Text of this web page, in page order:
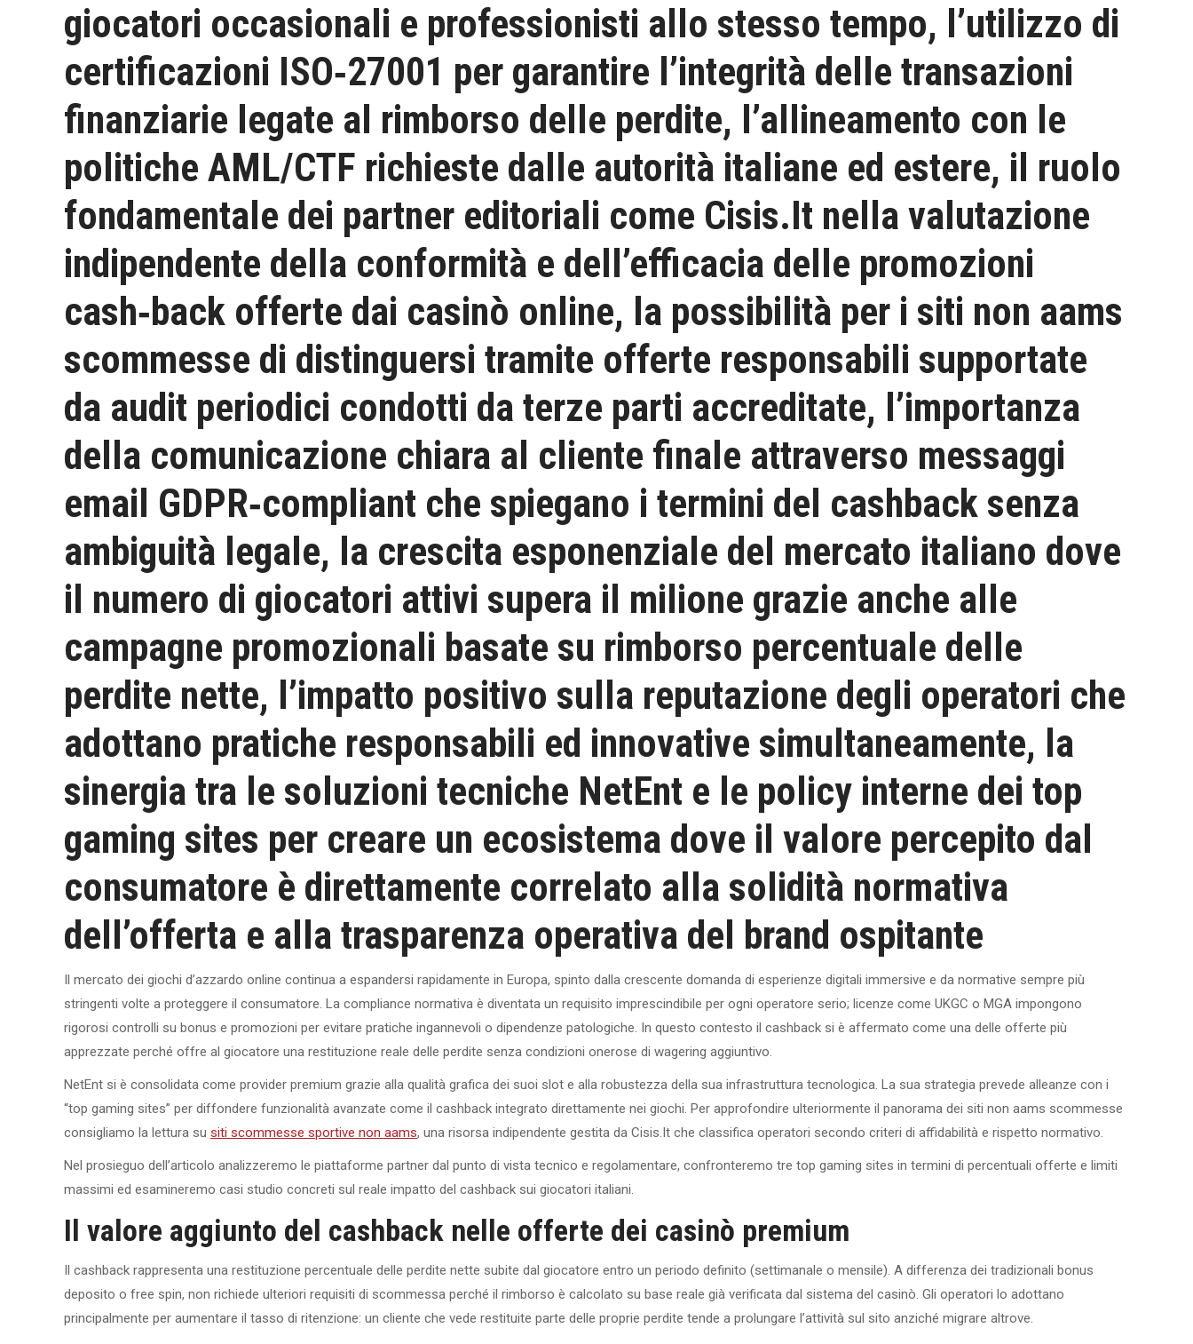
giocatori occasionali e professionisti allo stesso tempo, l’utilizzo di
certificazioni ISO‑27001 per garantire l’integrità delle transazioni
finanziarie legate al rimborso delle perdite, l’allineamento con le
politiche AML/CTF richieste dalle autorità italiane ed estere, il ruolo
fondamentale dei partner editoriali come Cisis.It nella valutazione
indipendente della conformità e dell’efficacia delle promozioni
cash‑back offerte dai casinò online, la possibilità per i siti non aams
scommesse di distinguersi tramite offerte responsabili supportate
da audit periodici condotti da terze parti accreditate, l’importanza
della comunicazione chiara al cliente finale attraverso messaggi
email GDPR‑compliant che spiegano i termini del cashback senza
ambiguità legale, la crescita esponenziale del mercato italiano dove
il numero di giocatori attivi supera il milione grazie anche alle
campagne promozionali basate su rimborso percentuale delle
perdite nette, l’impatto positivo sulla reputazione degli operatori che
adottano pratiche responsabili ed innovative simultaneamente, la
sinergia tra le soluzioni tecniche NetEnt e le policy interne dei top
gaming sites per creare un ecosistema dove il valore percepito dal
consumatore è direttamente correlato alla solidità normativa
dell’offerta e alla trasparenza operativa del brand ospitante
Il mercato dei giochi d’azzardo online continua a espandersi rapidamente in Europa, spinto dalla crescente domanda di esperienze digitali immersive e da normative sempre più
stringenti volte a proteggere il consumatore. La compliance normativa è diventata un requisito imprescindibile per ogni operatore serio; licenze come UKGC o MGA impongono
rigorosi controlli su bonus e promozioni per evitare pratiche ingannevoli o dipendenze patologiche. In questo contesto il cashback si è affermato come una delle offerte più
apprezzate perché offre al giocatore una restituzione reale delle perdite senza condizioni onerose di wagering aggiuntivo.
NetEnt si è consolidata come provider premium grazie alla qualità grafica dei suoi slot e alla robustezza della sua infrastruttura tecnologica. La sua strategia prevede alleanze con i
“top gaming sites” per diffondere funzionalità avanzate come il cashback integrato direttamente nei giochi. Per approfondire ulteriormente il panorama dei siti non aams scommesse
consigliamo la lettura su siti scommesse sportive non aams, una risorsa indipendente gestita da Cisis.It che classifica operatori secondo criteri di affidabilità e rispetto normativo.
Nel prosieguo dell’articolo analizzeremo le piattaforme partner dal punto di vista tecnico e regolamentare, confronteremo tre top gaming sites in termini di percentuali offerte e limiti
massimi ed esamineremo casi studio concreti sul reale impatto del cashback sui giocatori italiani.
Il valore aggiunto del cashback nelle offerte dei casinò premium
Il cashback rappresenta una restituzione percentuale delle perdite nette subite dal giocatore entro un periodo definito (settimanale o mensile). A differenza dei tradizionali bonus
deposito o free spin, non richiede ulteriori requisiti di scommessa perché il rimborso è calcolato su base reale già verificata dal sistema del casinò. Gli operatori lo adottano
principalmente per aumentare il tasso di ritenzione: un cliente che vede restituite parte delle proprie perdite tende a prolungare l’attività sul sito anziché migrare altrove.